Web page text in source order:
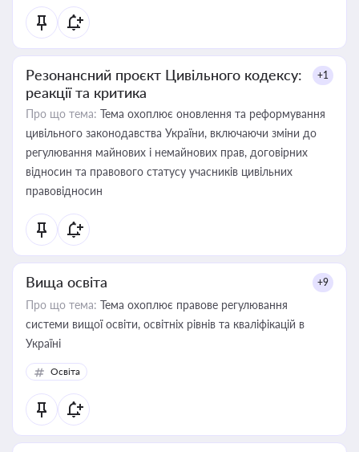
Резонансний проєкт Цивільного кодексу:
реакції та критика
+1
Про що тема: Тема охоплює оновлення та реформування
цивільного законодавства України, включаючи зміни до
регулювання майнових і немайнових прав, договірних
відносин та правового статусу учасників цивільних
правовідносин
Вища освіта +9
Про що тема: Тема охоплює правове регулювання
системи вищої освіти, освітніх рівнів та кваліфікацій в
Україні
Освіта